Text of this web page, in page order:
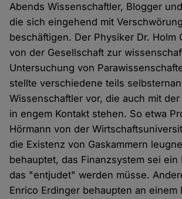
Abends Wissenschaftler, Blogger
die sich eingehend mit
beschäftigen. Der Physiker Dr. Holm
von der Gesellschaft zur
Untersuchung von
stellte verschiedene teils
Wissenschaftler vor, die auch mit
in engem Kontakt stehen. So etwa
Hörmann von der
die Existenz von Gaskammern
behauptet, das Finanzsystem sei ein
das "entjudet" werden müsse.
Enrico Erdinger behaupten an einem